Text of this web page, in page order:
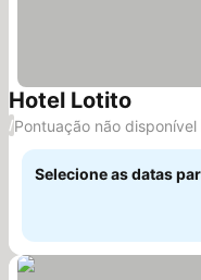
Hotel Lotito Ver
/Pontuação não disponível
Selecione as datas